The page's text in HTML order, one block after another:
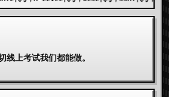
线上考试我们都能做。